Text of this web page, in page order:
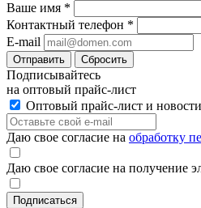
Ваше имя *
Контактный телефон *
E-mail
Отправить Сбросить
Подписывайтесь
на оптовый прайс-лист
Оптовый прайс-лист и новости
Даю свое согласие на обработку
Даю свое согласие на получение